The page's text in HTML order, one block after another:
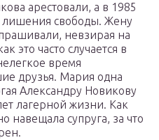
арестовали, а в 1985
лишения свободы. Жену
невзирая на
это часто случается в
время
друзья. Мария одна
Александру Новикову
лагерной жизни. Как
навещала супруга, за что